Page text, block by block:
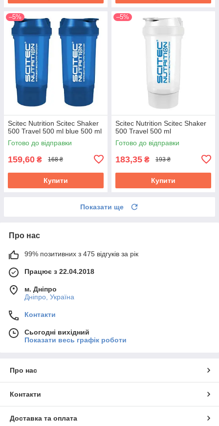
–5%
Scitec Nutrition Scitec Shaker
500 Travel 500 ml blue 500 ml
Готово до відправки
159,60 ₴ 168 ₴
Купити
–5%
Scitec Nutrition Scitec Shaker
500 Travel 500 ml
Готово до відправки
183,35 ₴ 193 ₴
Купити
Показати ще
Про нас
99% позитивних з 475 відгуків за рік
Працює з 22.04.2018
м. Дніпро
Дніпро, Україна
Контакти
Сьогодні вихідний
Показати весь графік роботи
Про нас
Контакти
Доставка та оплата